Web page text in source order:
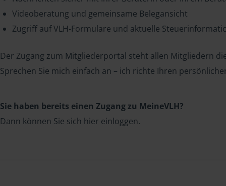
Videoberatung und gemeinsame Belegansicht
Zugriff auf VLH-Formulare und aktuelle
Der Zugang zum Mitgliederportal steht allen Mitgliedern
Sprechen Sie mich einfach an – ich richte Ihren
Sie haben bereits einen Zugang zu MeineVLH?
Dann können Sie sich hier einloggen.